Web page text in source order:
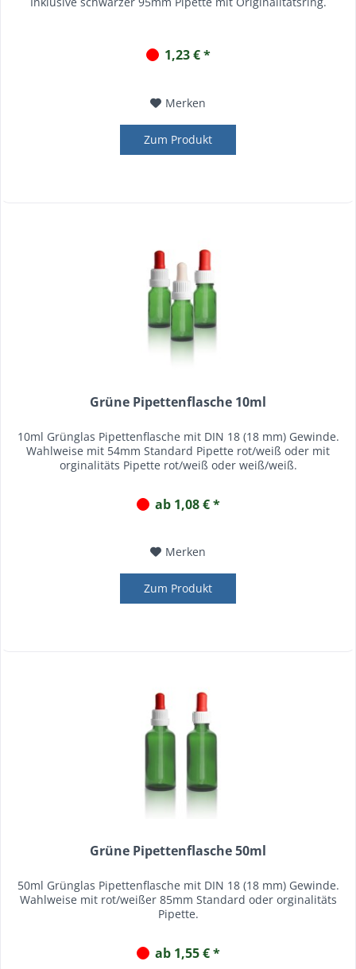
1,23 € *
Merken
Zum Produkt
Grüne Pipettenflasche 10ml
10ml Grünglas Pipettenflasche mit DIN 18 (18 mm) Gewinde.
Wahlweise mit 54mm Standard Pipette rot/weiß oder mit
orginalitäts Pipette rot/weiß oder weiß/weiß.
ab 1,08 € *
Merken
Zum Produkt
Grüne Pipettenflasche 50ml
50ml Grünglas Pipettenflasche mit DIN 18 (18 mm) Gewinde.
Wahlweise mit rot/weißer 85mm Standard oder orginalitäts
Pipette.
ab 1,55 € *